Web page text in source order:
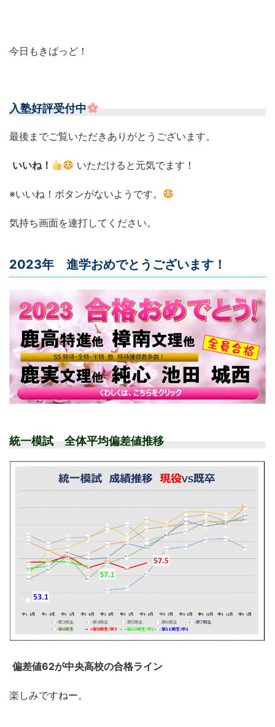
今日もきばっど！
入塾好評受付中
最後までご覧いただきありがとうございます。
いいね！ いただけると元気でます！
※いいね！ボタンがないようです。
気持ち画面を連打してください。
2023年 進学おめでとうございます！
統一模試 全体平均偏差値推移
偏差値62が中央高校の合格ライン
楽しみですねー。